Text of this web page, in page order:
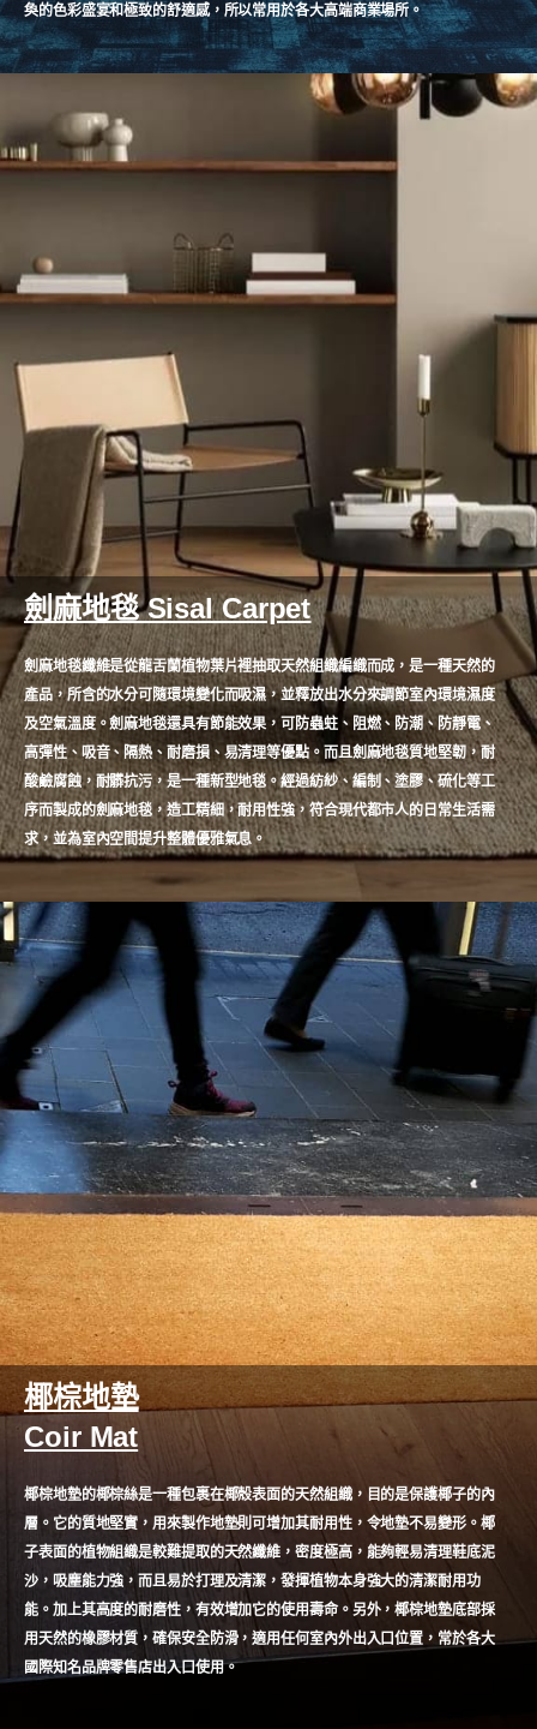
奐的色彩盛宴和極致的舒適感，所以常用於各大高端商業場所。
劍麻地毯 Sisal Carpet
劍麻地毯纖維是從龍舌蘭植物葉片裡抽取天然組織編織而成，是一種天然的
產品，所含的水分可隨環境變化而吸濕，並釋放出水分來調節室內環境濕度
及空氣溫度。劍麻地毯還具有節能效果，可防蟲蛀、阻燃、防潮、防靜電、
高彈性、吸音、隔熱、耐磨損、易清理等優點。而且劍麻地毯質地堅韌，耐
酸鹼腐蝕，耐髒抗污，是一種新型地毯。經過紡紗、編制、塗膠、硫化等工
序而製成的劍麻地毯，造工精細，耐用性強，符合現代都市人的日常生活需
求，並為室內空間提升整體優雅氣息。
椰棕地墊
Coir Mat
椰棕地墊的椰棕絲是一種包裹在椰殼表面的天然組織，目的是保護椰子的內
層。它的質地堅實，用來製作地墊則可增加其耐用性，令地墊不易變形。椰
子表面的植物組織是較難提取的天然纖維，密度極高，能夠輕易清理鞋底泥
沙，吸塵能力強，而且易於打理及清潔，發揮植物本身強大的清潔耐用功
能。加上其高度的耐磨性，有效增加它的使用壽命。另外，椰棕地墊底部採
用天然的橡膠材質，確保安全防滑，適用任何室內外出入口位置，常於各大
國際知名品牌零售店出入口使用。